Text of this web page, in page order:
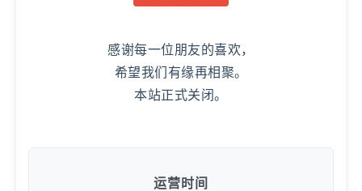
感谢每一位朋友的喜欢，
希望我们有缘再相聚。
本站正式关闭。
运营时间